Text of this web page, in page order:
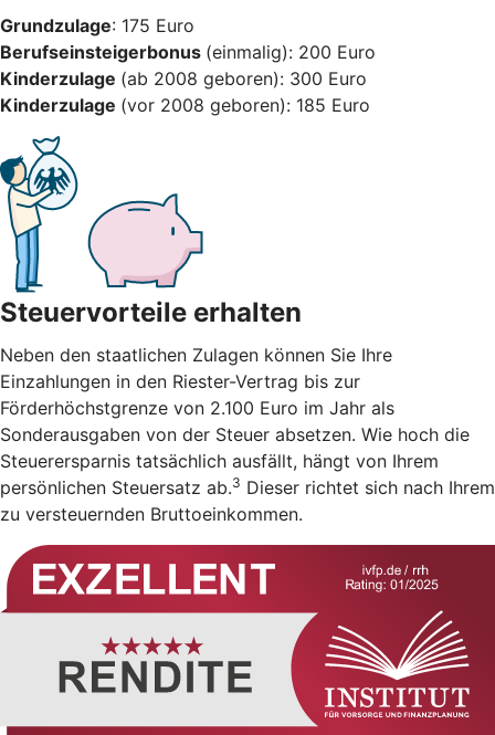
Grundzulage: 175 Euro
Berufseinsteigerbonus (einmalig): 200 Euro
Kinderzulage (ab 2008 geboren): 300 Euro
Kinderzulage (vor 2008 geboren): 185 Euro
Steuervorteile erhalten
Neben den staatlichen Zulagen können Sie Ihre
Einzahlungen in den Riester-Vertrag bis zur
Förderhöchstgrenze von 2.100 Euro im Jahr als
Sonderausgaben von der Steuer absetzen. Wie hoch die
Steuerersparnis tatsächlich ausfällt, hängt von Ihrem
persönlichen Steuersatz ab.3 Dieser richtet sich nach Ihrem
zu versteuernden Bruttoeinkommen.